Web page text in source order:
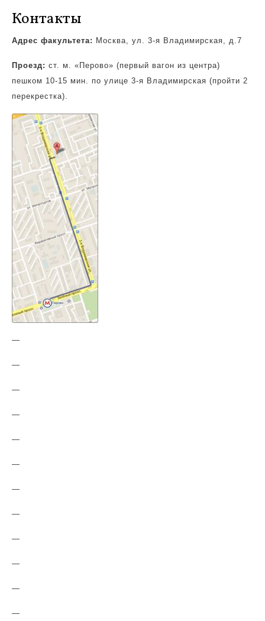
Контакты
Адрес факультета: Москва, ул. 3-я Владимирская, д.7
Проезд: ст. м. «Перово» (первый вагон из центра)
пешком 10-15 мин. по улице 3-я Владимирская (пройти 2
перекрестка).
—
—
—
—
—
—
—
—
—
—
—
—